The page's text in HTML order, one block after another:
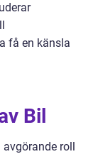
få en känsla
Bil
roll